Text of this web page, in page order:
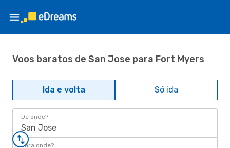
Voos baratos de San Jose para Fort Myers
Ida e volta Só ida
De onde?
San Jose
Para onde?